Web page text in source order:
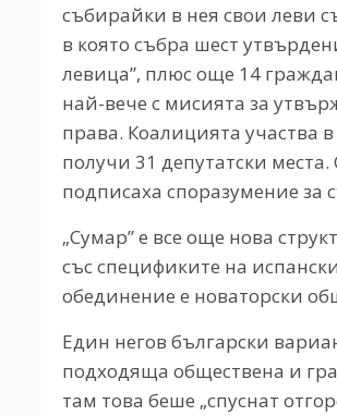
събирайки в нея свои леви
в която събра шест
левица”, плюс още 14
най-вече с мисията за
права. Коалицията участва
получи 31 депутатски
подписаха споразумение за
„Сумар” е все още нова
със спецификите на
обединение е новаторски
Един негов български
подходяща обществена и
там това беше „спуснат